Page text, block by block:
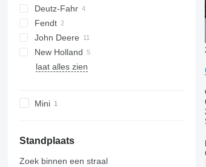
Axial-Flow
Dominator
Dominator 88
Evion
Evion 430
Jaguar
Jaguar 840
Jaguar 850
Lexion
Lexion 530
Medion
Deutz-Fahr
Fendt
Ideal
WV
Terra
John Deere
550
T-series
New Holland
CR
laat alles zien
Mini
Standplaats
Zoek binnen een straal